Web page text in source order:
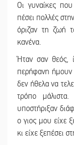
Οι γυναίκες
πέσει πολλές
όριζαν τη ζωή
κανένα.
Ήταν σαν θεός,
περήφανη ήμουν
δεν ήθελα να
τρόπο
υποστήριξαν
ο γιος μου είχε
κι είχε ξεπέσει